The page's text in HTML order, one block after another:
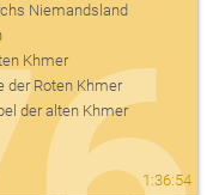
Niemandsland
Khmer
der Roten Khmer
der alten Khmer
1 :36:54